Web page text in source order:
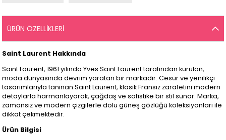
ÜRÜN ÖZELLIKLERI
Saint Laurent Hakkında
Saint Laurent, 1961 yılında Yves Saint Laurent tarafından kurulan,
moda dünyasında devrim yaratan bir markadır. Cesur ve yenilikçi
tasarımlarıyla tanınan Saint Laurent, klasik Fransız zarafetini modern
detaylarla harmanlayarak, çağdaş ve sofistike bir stil sunar. Marka,
zamansız ve modern çizgilerle dolu güneş gözlüğü koleksiyonları ile
dikkat çekmektedir.
Ürün Bilgisi